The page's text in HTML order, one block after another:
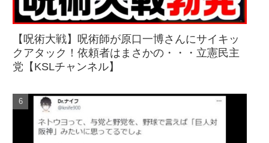
【呪術大戦】呪術師が原口一博さんにサイキッ
クアタック！依頼者はまさかの・・・立憲民主
党【KSLチャンネル】